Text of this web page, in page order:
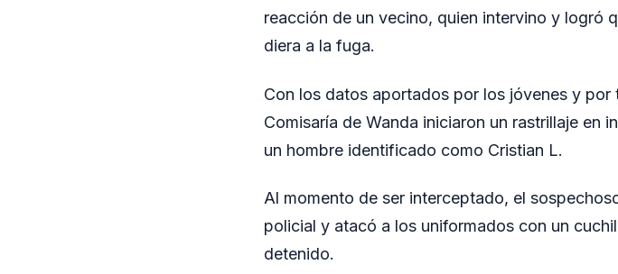
reacción de un vecino, quien intervino y logró
diera a la fuga.
Con los datos aportados por los jóvenes y
Comisaría de Wanda iniciaron un rastrillaje en
un hombre identificado como Cristian L.
Al momento de ser interceptado, el
policial y atacó a los uniformados con un
detenido.